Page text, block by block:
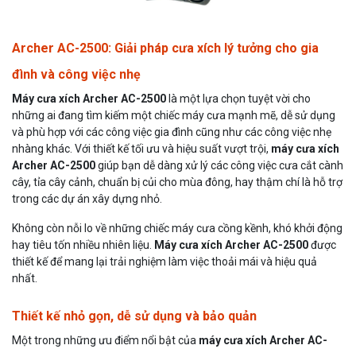
Archer AC-2500: Giải pháp cưa xích lý tưởng cho gia
đình và công việc nhẹ
Máy cưa xích Archer AC-2500 là một lựa chọn tuyệt vời cho
những ai đang tìm kiếm một chiếc máy cưa mạnh mẽ, dễ sử dụng
và phù hợp với các công việc gia đình cũng như các công việc nhẹ
nhàng khác. Với thiết kế tối ưu và hiệu suất vượt trội, máy cưa xích
Archer AC-2500giúp bạn dễ dàng xử lý các công việc cưa cắt cành
cây, tỉa cây cảnh, chuẩn bị củi cho mùa đông, hay thậm chí là hỗ trợ
trong các dự án xây dựng nhỏ.
Không còn nỗi lo về những chiếc máy cưa cồng kềnh, khó khởi động
hay tiêu tốn nhiều nhiên liệu.
Máy cưa xích Archer AC-2500được
thiết kế để mang lại trải nghiệm làm việc thoải mái và hiệu quả
nhất.
Thiết kế nhỏ gọn, dễ sử dụng và bảo quản
Một trong những ưu điểm nổi bật của máy cưa xích Archer AC-